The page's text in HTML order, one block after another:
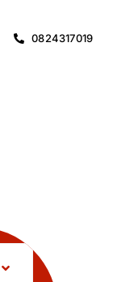
0824317019